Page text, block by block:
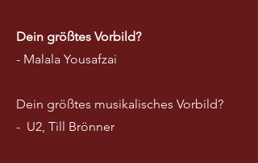
Dein größtes Vorbild?
​- Malala Yousafzai
Dein größtes musikalisches Vorbild?
- U2, Till Brönner